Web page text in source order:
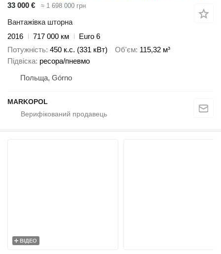
33 000 € ≈ 1 698 000 грн
Вантажівка шторна
2016
717 000 км
Euro 6
Потужність 450 к.с. (331 кВт) Об'єм 115,32 м³
Підвіска ресора/пневмо
Польща, Górno
MARKOPOL
ВІДЕО